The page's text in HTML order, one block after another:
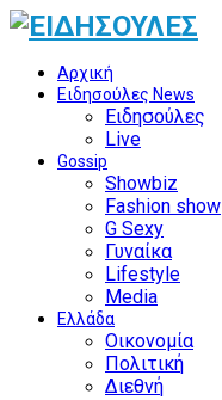
Αρχική
Ειδησούλες News
Ειδησούλες
Live
Gossip
Showbiz
Fashion show
G Sexy
Γυναίκα
Lifestyle
Media
Ελλάδα
Οικονομία
Πολιτική
Διεθνή